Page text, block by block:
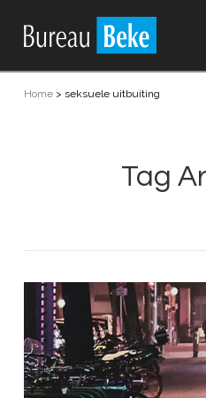
Home> seksuele uitbuiting
Tag